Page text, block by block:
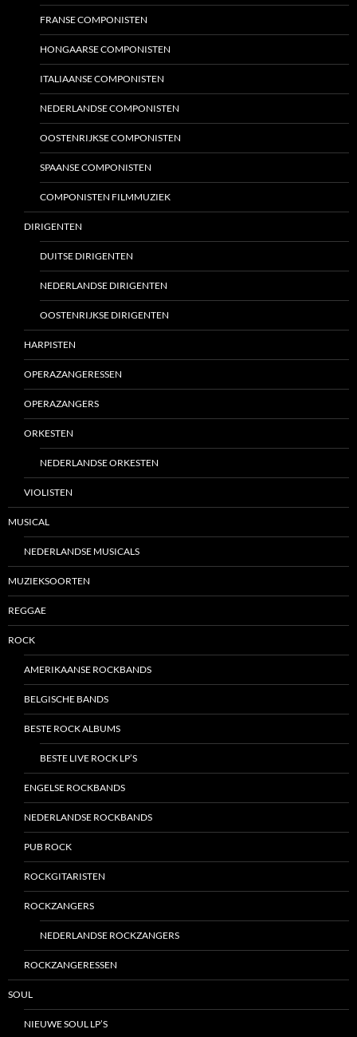
FRANSE COMPONISTEN
HONGAARSE COMPONISTEN
ITALIAANSE COMPONISTEN
NEDERLANDSE COMPONISTEN
OOSTENRIJKSE COMPONISTEN
SPAANSE COMPONISTEN
COMPONISTEN FILMMUZIEK
DIRIGENTEN
DUITSE DIRIGENTEN
NEDERLANDSE DIRIGENTEN
OOSTENRIJKSE DIRIGENTEN
HARPISTEN
OPERAZANGERESSEN
OPERAZANGERS
ORKESTEN
NEDERLANDSE ORKESTEN
VIOLISTEN
MUSICAL
NEDERLANDSE MUSICALS
MUZIEKSOORTEN
REGGAE
ROCK
AMERIKAANSE ROCKBANDS
BELGISCHE BANDS
BESTE ROCK ALBUMS
BESTE LIVE ROCK LP’S
ENGELSE ROCKBANDS
NEDERLANDSE ROCKBANDS
PUB ROCK
ROCKGITARISTEN
ROCKZANGERS
NEDERLANDSE ROCKZANGERS
ROCKZANGERESSEN
SOUL
NIEUWE SOUL LP’S